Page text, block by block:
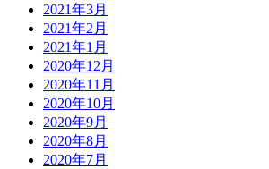
2021年3月
2021年2月
2021年1月
2020年12月
2020年11月
2020年10月
2020年9月
2020年8月
2020年7月